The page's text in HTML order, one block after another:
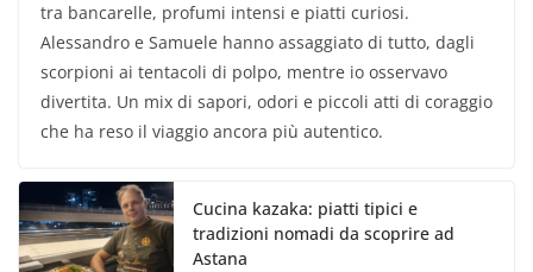
tra bancarelle, profumi intensi e piatti curiosi.
Alessandro e Samuele hanno assaggiato di tutto, dagli
scorpioni ai tentacoli di polpo, mentre io osservavo
divertita. Un mix di sapori, odori e piccoli atti di coraggio
che ha reso il viaggio ancora più autentico.
Cucina kazaka: piatti tipici e
tradizioni nomadi da scoprire ad
Astana